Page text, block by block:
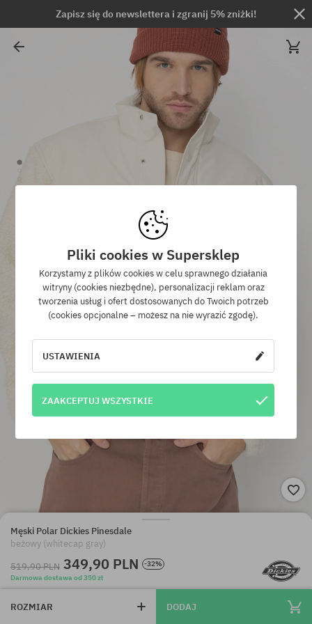
Zapisz się do newslettera i zgranij 5% zniżki!
Męski Polar Dickies Pinesdale
beżowy (whitecap gray)
519,90 PLN 349,90 PLN
-32%
Darmowa dostawa od 350 zł
ROZMIAR DODAJ
Pliki cookies w Supersklep
Korzystamy z plików cookies w celu sprawnego działania
witryny (cookies niezbędne), personalizacji reklam oraz
tworzenia usług i ofert dostosowanych do Twoich potrzeb
(cookies opcjonalne – możesz na nie wyrazić zgodę).
USTAWIENIA
ZAAKCEPTUJ WSZYSTKIE